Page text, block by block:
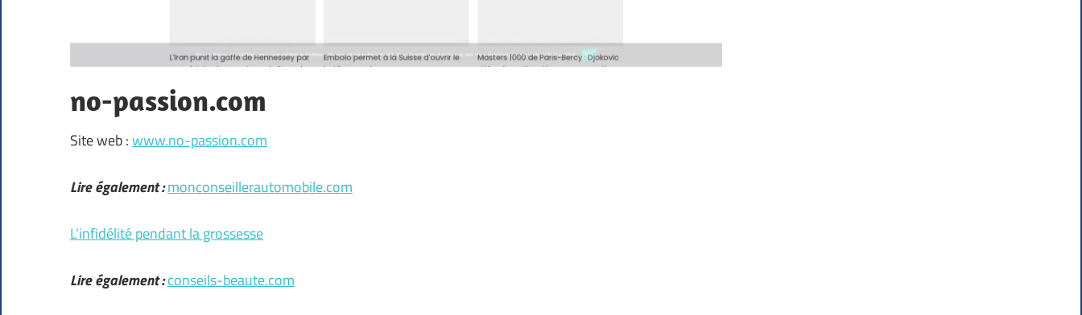
no-passion.com
Site web :www.no-passion.com
Lire également :monconseillerautomobile.com
L’infidélité pendant la grossesse
Lire également :conseils-beaute.com